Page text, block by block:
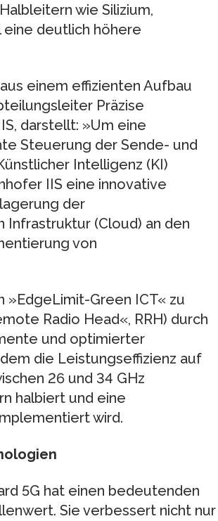
wie Silizium,
eine deutlich höhere
einem effizienten Aufbau
Präzise
darstellt: »Um eine
Steuerung der Sende- und
Intelligenz (KI)
IIS eine innovative
der
(Cloud) an den
von
»EdgeLimit-Green ICT« zu
Radio Head«, RRH) durch
und optimierter
die Leistungseffizienz auf
26 und 34 GHz
halbiert und eine
wird.
5G hat einen bedeutenden
Sie verbessert nicht nur